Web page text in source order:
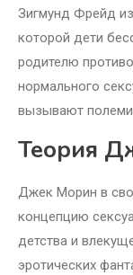
Зигмунд Фрейд
которой дети
родителю
нормального
вызывают
Теория
Джек Морин в
концепцию
детства и
эротических